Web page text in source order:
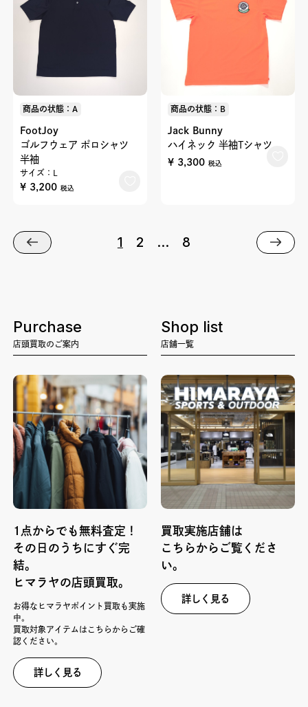
商品の状態：A
FootJoy
ゴルフウェア ポロシャツ
半袖
サイズ：L
¥ 3,200 税込
商品の状態：B
Jack Bunny
ハイネック 半袖Tシャツ
¥ 3,300 税込
1 2 … 8
Purchase
店頭買取のご案内
1点からでも無料査定！
その日のうちにすぐ完
結。
ヒマラヤの店頭買取。
お得なヒマラヤポイント買取も実施
中。
買取対象アイテムはこちらからご確
認ください。
詳しく見る
Shop list
店舗一覧
買取実施店舗は
こちらからご覧くださ
い。
詳しく見る